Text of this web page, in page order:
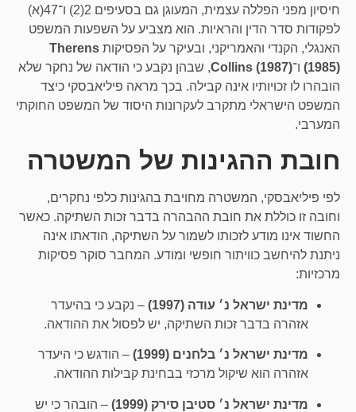
חיסיון מפני הפללה עצמית, המעוגן גם בסעיפים 2(2) ו־47(א)
לפקודות סדר הדין והראיות. הוא מצביע על השפעות המשפט
האנגלי, הקנדי והאמריקני, ובעיקר על הפסיקות Therens
(1985) ו־Collins (1987), שבהן נקבע כי הודאה של נחקר שלא
הובהרו לו זכויותיו אינה קבילה. בכך מראה פיליאבסקי כיצד
המשפט הישראלי מתקרב לעקרונות היסוד של המשפט החוקתי
המערבי.
חובת ההגינות של המשטרה
לפי פיליאבסקי, המשטרה מחויבת בהגינות כלפי נחקרים,
וחובה זו כוללת את חובת ההבהרה בדבר זכות השתיקה. כאשר
החשוד אינו מודע לזכותו לשמור על השתיקה, הודאתו אינה
ניתנת להיחשב כוויתור חופשי ומודע. המחבר סוקר פסיקות
מרכזיות:
מדינת ישראל נ׳ עודה (1997)
– נקבע כי בהיעדר
אזהרה בדבר זכות השתיקה, יש לפסול את ההודאה.
מדינת ישראל נ׳ בלחנים (1999)
– הודגש כי היעדר
אזהרה הוא שיקול מרכזי בבחינת קבילות ההודאה.
מדינת ישראל נ׳ סטיבן סירק (1999)
– הובהר כי יש